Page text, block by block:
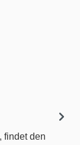
findet den